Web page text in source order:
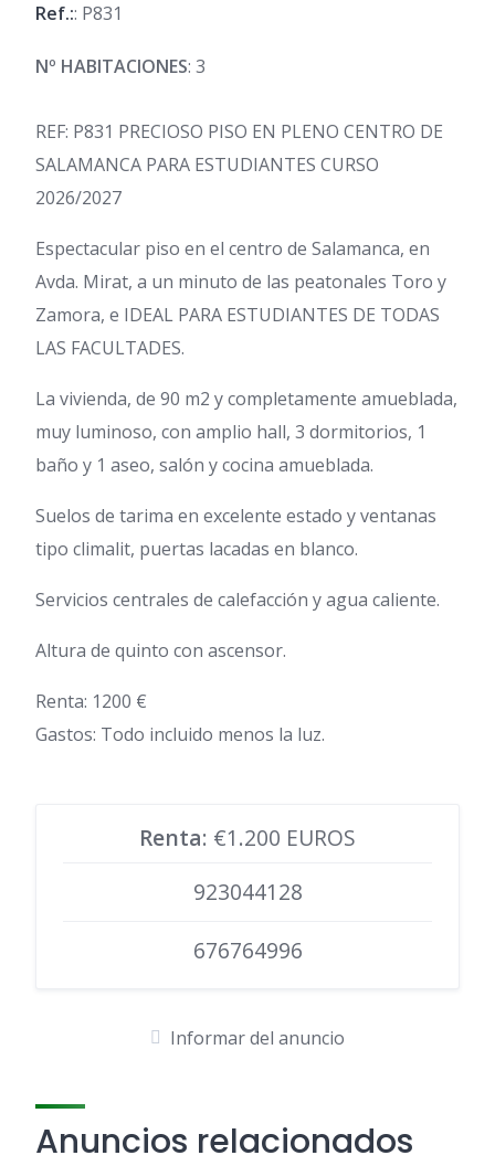
Ref.:: P831
Nº HABITACIONES: 3
REF: P831 PRECIOSO PISO EN PLENO CENTRO DE
SALAMANCA PARA ESTUDIANTES CURSO
2026/2027
Espectacular piso en el centro de Salamanca, en
Avda. Mirat, a un minuto de las peatonales Toro y
Zamora, e IDEAL PARA ESTUDIANTES DE TODAS
LAS FACULTADES.
La vivienda, de 90 m2 y completamente amueblada,
muy luminoso, con amplio hall, 3 dormitorios, 1
baño y 1 aseo, salón y cocina amueblada.
Suelos de tarima en excelente estado y ventanas
tipo climalit, puertas lacadas en blanco.
Servicios centrales de calefacción y agua caliente.
Altura de quinto con ascensor.
Renta: 1200 €
Gastos: Todo incluido menos la luz.
Renta: €1.200 EUROS
923044128
676764996
Informar del anuncio
Anuncios relacionados